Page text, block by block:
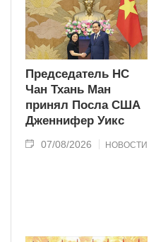
Председатель НС
Чан Тхань Ман
принял Посла США
Дженнифер Уикс
07/08/2026 НОВОСТИ